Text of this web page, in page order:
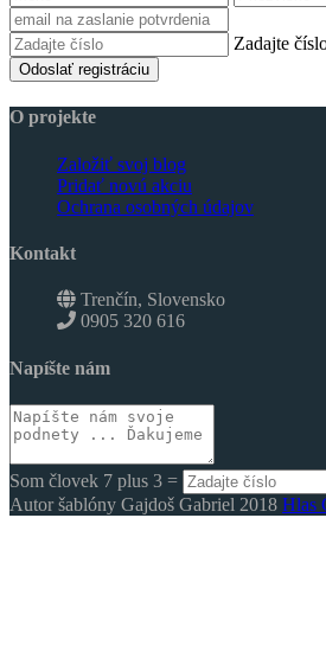
Zadajte
Odoslať registráciu
O projekte
Založiť svoj blog
Pridať novú akciu
Ochrana osobných údajov
Kontakt
Trenčín, Slovensko
0905 320 616
Napíšte nám
Som človek 7 plus 3 =
Autor šablóny Gajdoš Gabriel 2018 Hlas